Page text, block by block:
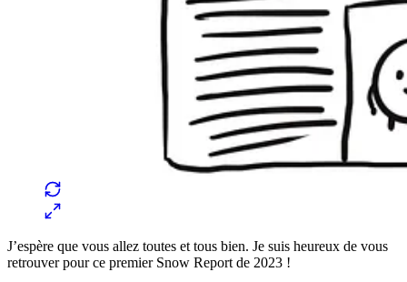
J’espère que vous allez toutes et tous bien. Je suis heureux de vous
retrouver pour ce premier Snow Report de 2023 !